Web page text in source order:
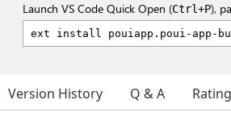
Launch VS Code Quick Open (Ctrl+P),
Version History Q & A